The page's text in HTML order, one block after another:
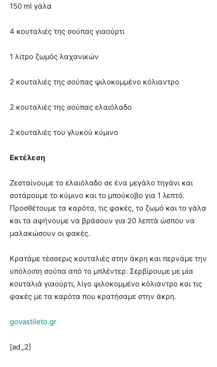
150 ml γάλα
4 κουταλιές της σούπας γιαούρτι
1 λίτρο ζωμός λαχανικών
2 κουταλιές της σούπας ψιλοκομμένο κόλιαντρο
2 κουταλιές της σούπας ελαιόλαδο
2 κουταλιές του γλυκού κύμινο
Εκτέλεση
Ζεσταίνουμε το ελαιόλαδο σε ένα μεγάλο τηγάνι και
σοτάρουμε το κύμινο και το μπούκοβο για 1 λεπτό.
Προσθέτουμε τα καρότα, τις φακές, το ζωμό και το γάλα
και τα αφήνουμε να βράσουν για 20 λεπτά ώσπου να
μαλακώσουν οι φακές.
Κρατάμε τέσσερις κουταλιές στην άκρη και περνάμε την
υπόλοιπη σούπα από το μπλέντερ. Σερβίρουμε με μία
κουταλιά γιαούρτι, λίγο ψιλοκομμένο κόλιαντρο και τις
φακές με τα καρότα που κρατήσαμε στην άκρη.
govastileto.gr
[ad_2]